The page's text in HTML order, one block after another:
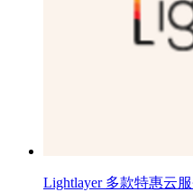
Lightlayer 多款特惠云